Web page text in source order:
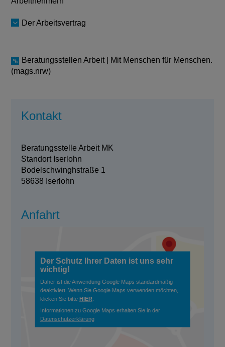
Der Arbeitsvertrag
Beratungsstellen Arbeit | Mit Menschen für Menschen.
(mags.nrw)
Kontakt
Beratungsstelle Arbeit MK
Standort Iserlohn
Bodelschwinghstraße 1
58638 Iserlohn
Anfahrt
Der Schutz Ihrer Daten ist uns sehr
wichtig!
Daher ist die Anwendung Google Maps standardmäßig
deaktiviert. Wenn Sie Google Maps verwenden möchten,
klicken Sie bitte HIER.
Informationen zu Google Maps erhalten Sie in der
Datenschutzerklärung